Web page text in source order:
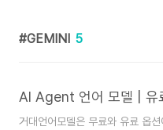
GEMINI 5
거대언어모델은 무료와 유료 옵션